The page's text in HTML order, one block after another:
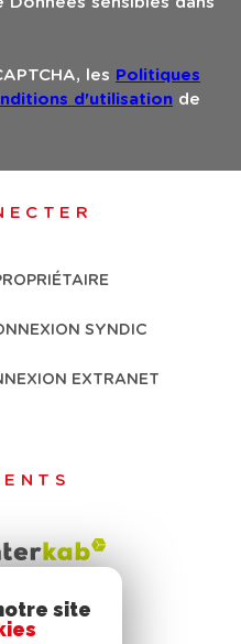
les Politiques
d'utilisation de
SYNDIC
EXTRANET
site